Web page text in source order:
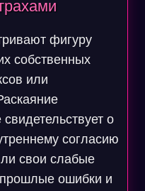
фигуру
собственных
или
о
согласию
свои слабые
ошибки и